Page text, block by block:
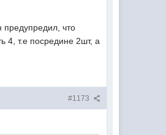
предупредил, что
4, т.е посредине 2шт, а
#1173